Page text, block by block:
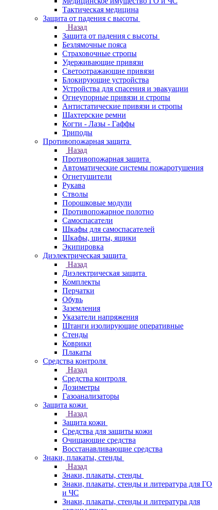
Тактическая медицина
Защита от падения с высоты
Назад
Защита от падения с высоты
Безлямочные пояса
Страховочные стропы
Удерживающие привязи
Светоотражающие привязи
Блокирующие устройства
Устройства для спасения и эвакуации
Огнеупорные привязи и стропы
Антистатические привязи и стропы
Шахтерские ремни
Когти - Лазы - Гаффы
Триподы
Противопожарная защита
Назад
Противопожарная защита
Автоматические системы пожаротушения
Огнетушители
Рукава
Стволы
Порошковые модули
Противопожарное полотно
Самоспасатели
Шкафы для самоспасателей
Шкафы, щиты, ящики
Экипировка
Диэлектрическая защита
Назад
Диэлектрическая защита
Комплекты
Перчатки
Обувь
Заземления
Указатели напряжения
Штанги изолирующие оперативные
Стенды
Коврики
Плакаты
Средства контроля
Назад
Средства контроля
Дозиметры
Газоанализаторы
Защита кожи
Назад
Защита кожи
Средства для защиты кожи
Очищающие средства
Восстанавливающие средства
Знаки, плакаты, стенды
Назад
Знаки, плакаты, стенды
Знаки, плакаты, стенды и литература для ГО
и ЧС
Знаки, плакаты, стенды и литература для